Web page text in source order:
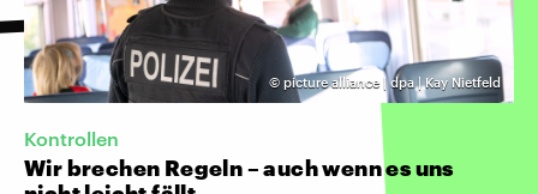
© picture alliance | dpa | Kay Nietfeld
Kontrollen
Wir brechen Regeln – auch wenn es uns